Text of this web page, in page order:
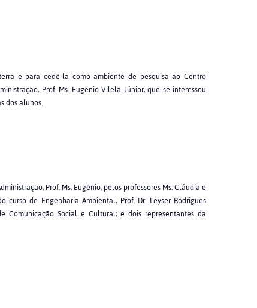
e para cedê-la como ambiente de pesquisa ao Centro
Prof. Ms. Eugênio Vilela Júnior, que se interessou
dos alunos.
Prof. Ms. Eugênio; pelos professores Ms. Cláudia e
curso de Engenharia Ambiental, Prof. Dr. Leyser Rodrigues
Comunicação Social e Cultural; e dois representantes da